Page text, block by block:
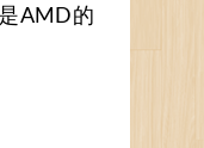
AMD的